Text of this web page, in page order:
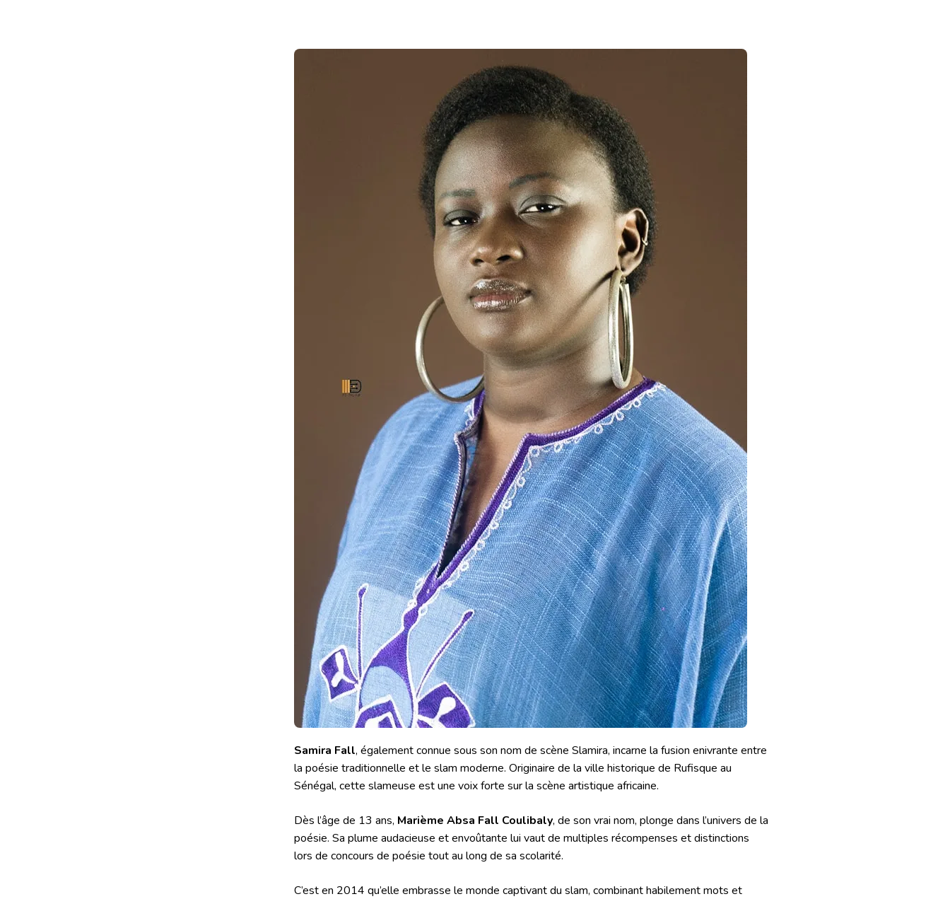
Samira Fall, également connue sous son nom de scène Slamira, incarne la fusion enivrante entre
la poésie traditionnelle et le slam moderne. Originaire de la ville historique de Rufisque au
Sénégal, cette slameuse est une voix forte sur la scène artistique africaine.
Dès l’âge de 13 ans, Marième Absa Fall Coulibaly, de son vrai nom, plonge dans l’univers de la
poésie. Sa plume audacieuse et envoûtante lui vaut de multiples récompenses et distinctions
lors de concours de poésie tout au long de sa scolarité.
C’est en 2014 qu’elle embrasse le monde captivant du slam, combinant habilement mots et